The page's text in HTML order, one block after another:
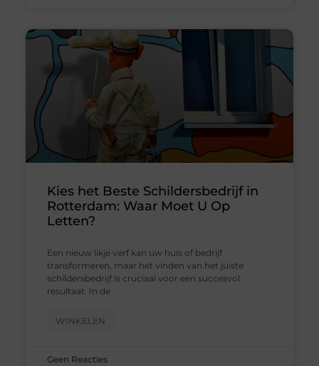
Kies het Beste Schildersbedrijf in
Rotterdam: Waar Moet U Op
Letten?
Een nieuw likje verf kan uw huis of bedrijf
transformeren, maar het vinden van het juiste
schildersbedrijf is cruciaal voor een succesvol
resultaat. In de
WINKELEN
Geen Reacties